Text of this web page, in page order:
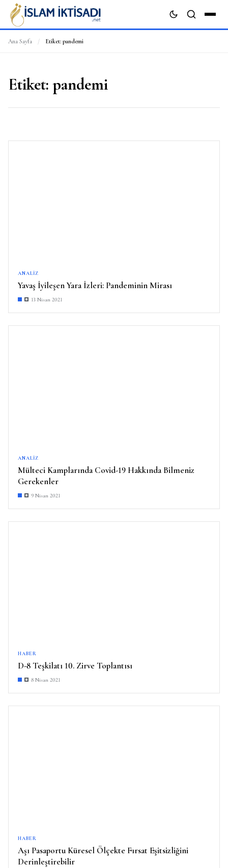
Ana Sayfa / Etiket: pandemi
Etiket: pandemi
ANALIZ
Yavaş İyileşen Yara İzleri: Pandeminin Mirası
13 Nisan 2021
ANALIZ
Mülteci Kamplarında Covid-19 Hakkında Bilmeniz
Gerekenler
9 Nisan 2021
HABER
D-8 Teşkilatı 10. Zirve Toplantısı
8 Nisan 2021
HABER
Aşı Pasaportu Küresel Ölçekte Fırsat Eşitsizliğini
Derinleştirebilir